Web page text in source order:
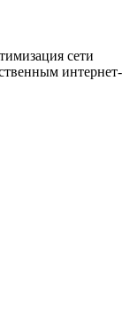
сети
интернет-